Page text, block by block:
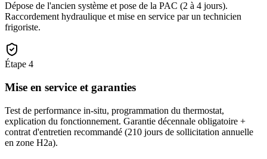
Dépose de l'ancien système et pose de la PAC (2 à 4 jours).
Raccordement hydraulique et mise en service par un technicien
frigoriste.
Étape 4
Mise en service et garanties
Test de performance in-situ, programmation du thermostat,
explication du fonctionnement. Garantie décennale obligatoire +
contrat d'entretien recommandé (210 jours de sollicitation annuelle
en zone H2a).